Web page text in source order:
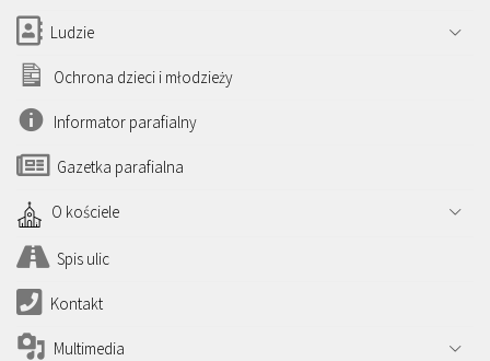
Ludzie
Ochrona dzieci i młodzieży
Informator parafialny
Gazetka parafialna
O kościele
Spis ulic
Kontakt
Multimedia